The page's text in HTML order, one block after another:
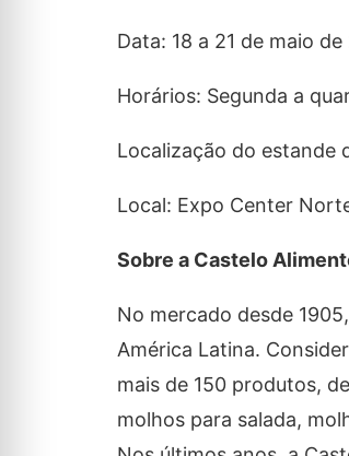
Data: 18 a 21 de maio
Horários: Segunda a
Localização do estande
Local: Expo Center
Sobre a Castelo
No mercado desde
América Latina.
mais de 150 produtos,
molhos para salada,